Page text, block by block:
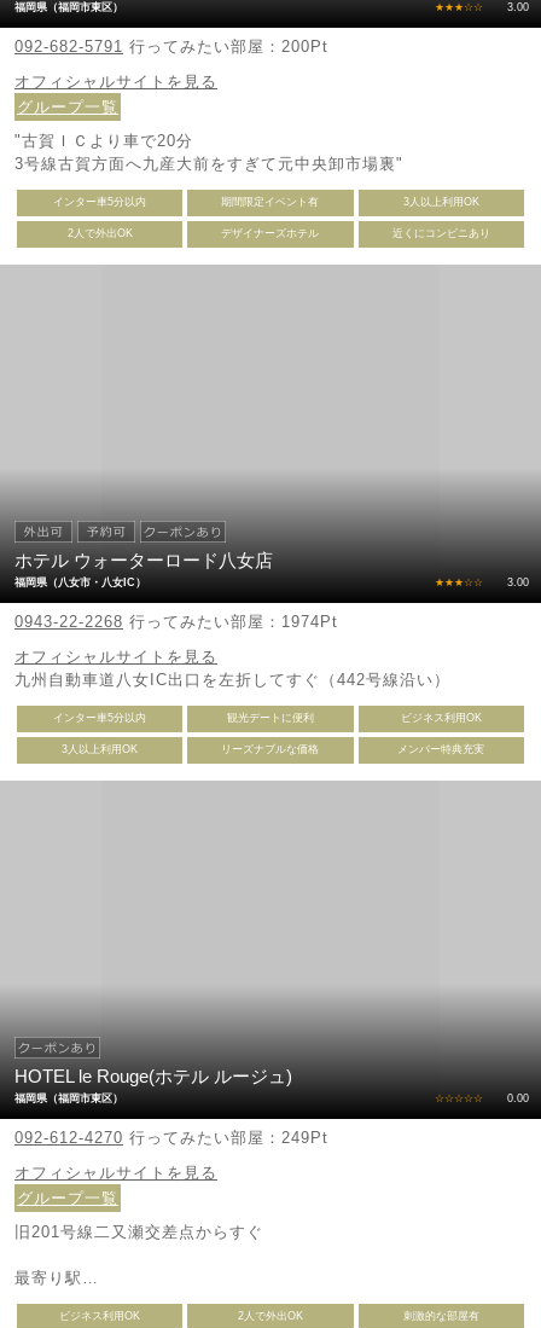
福岡県（福岡市東区） ★★★☆☆ 3.00
092-682-5791 行ってみたい部屋：200Pt
オフィシャルサイトを見る
グループ一覧
"古賀ＩＣより車で20分
3号線古賀方面へ九産大前をすぎて元中央卸市場裏"
インター車5分以内 期間限定イベント有 3人以上利用OK
2人で外出OK デザイナーズホテル 近くにコンビニあり
ホテル ウォーターロード八女店
福岡県（八女市・八女IC） ★★★☆☆ 3.00
0943-22-2268 行ってみたい部屋：1974Pt
オフィシャルサイトを見る
九州自動車道八女IC出口を左折してすぐ（442号線沿い）
インター車5分以内 観光デートに便利 ビジネス利用OK
3人以上利用OK リーズナブルな価格 メンバー特典充実
HOTEL le Rouge(ホテル ルージュ)
福岡県（福岡市東区） ☆☆☆☆☆ 0.00
092-612-4270 行ってみたい部屋：249Pt
オフィシャルサイトを見る
グループ一覧
旧201号線二又瀬交差点からすぐ
最寄り駅
JR九州 / 福北ゆたか線 柚須
ビジネス利用OK 2人で外出OK 刺激的な部屋有